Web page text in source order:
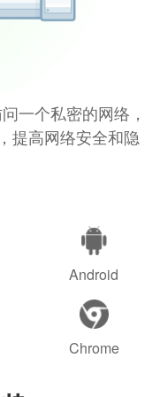
一个私密的网络，
提高网络安全和隐
Android
Chrome